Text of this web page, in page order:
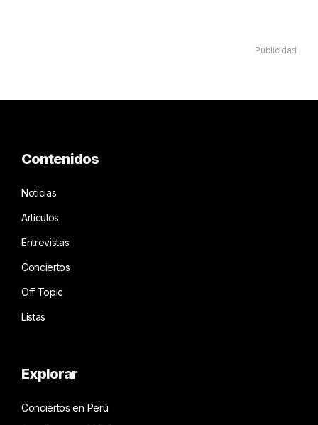
Publicidad
Contenidos
Noticias
Artículos
Entrevistas
Conciertos
Off Topic
Listas
Explorar
Conciertos en Perú